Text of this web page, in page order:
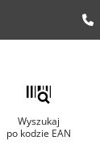
Wyszukaj
po kodzie EAN